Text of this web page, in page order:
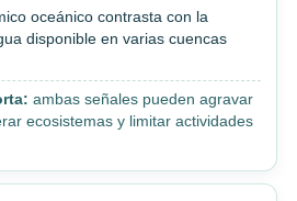
oceánico contrasta con la
disponible en varias cuencas
ambas señales pueden agravar
ecosistemas y limitar actividades